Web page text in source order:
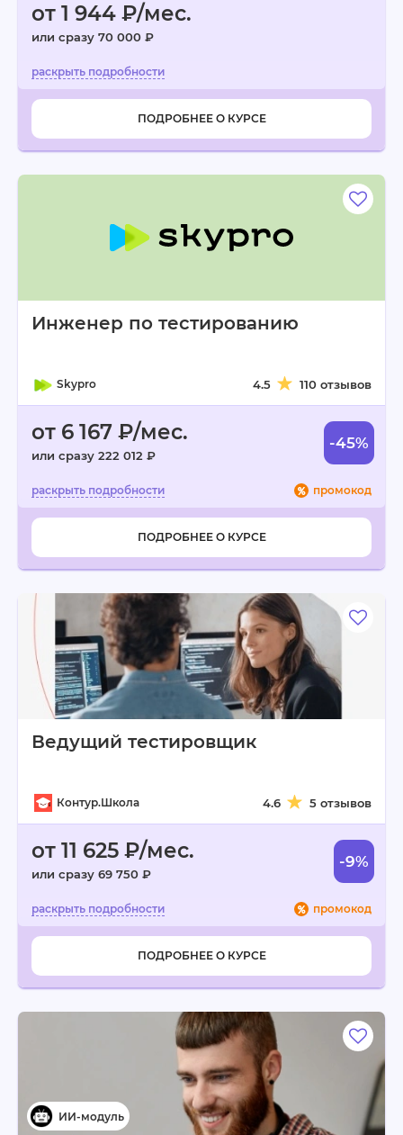
от 1 944 ₽/мес.
или сразу 70 000 ₽
ПОДРОБНЕЕ О КУРСЕ
Инженер по тестированию
Skypro 4.5 110 отзывов
от 6 167 ₽/мес.
или сразу 222 012 ₽
-45%
промокод
ПОДРОБНЕЕ О КУРСЕ
Ведущий тестировщик
Контур.Школа 4.6 5 отзывов
от 11 625 ₽/мес.
или сразу 69 750 ₽
-9%
промокод
ПОДРОБНЕЕ О КУРСЕ